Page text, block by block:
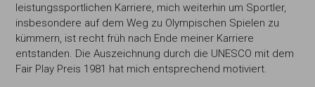
leistungssportlichen Karriere, mich weiterhin um Sportler,
insbesondere auf dem Weg zu Olympischen Spielen zu
kümmern, ist recht früh nach Ende meiner Karriere
entstanden. Die Auszeichnung durch die UNESCO mit dem
Fair Play Preis 1981 hat mich entsprechend motiviert.